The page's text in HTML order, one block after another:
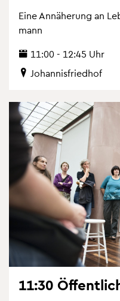
Eine An­nä­he­rung an
mann
11:00 - 12:45 Uhr
Jo­han­nis­fried­hof
11:30